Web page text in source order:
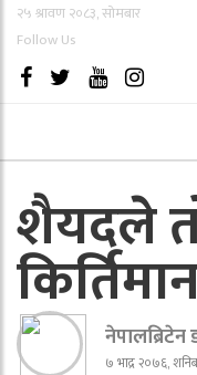
२५ श्रावण २०८३, सोमबार
Follow Us
शैयदले
७ भाद्र २०७६,